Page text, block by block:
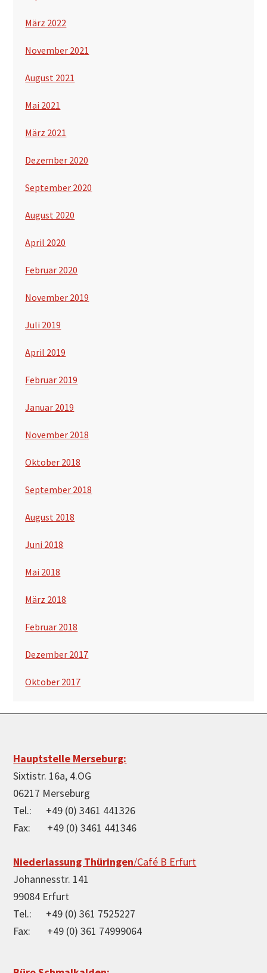
März 2022
November 2021
August 2021
Mai 2021
März 2021
Dezember 2020
September 2020
August 2020
April 2020
Februar 2020
November 2019
Juli 2019
April 2019
Februar 2019
Januar 2019
November 2018
Oktober 2018
September 2018
August 2018
Juni 2018
Mai 2018
März 2018
Februar 2018
Dezember 2017
Oktober 2017
Footer
Hauptstelle Merseburg:
Sixtistr. 16a, 4.OG
06217 Merseburg
Tel.: +49 (0) 3461 441326
Fax: +49 (0) 3461 441346
Niederlassung Thüringen/Café B Erfurt
Johannesstr. 141
99084 Erfurt
Tel.: +49 (0) 361 7525227
Fax: +49 (0) 361 74999064